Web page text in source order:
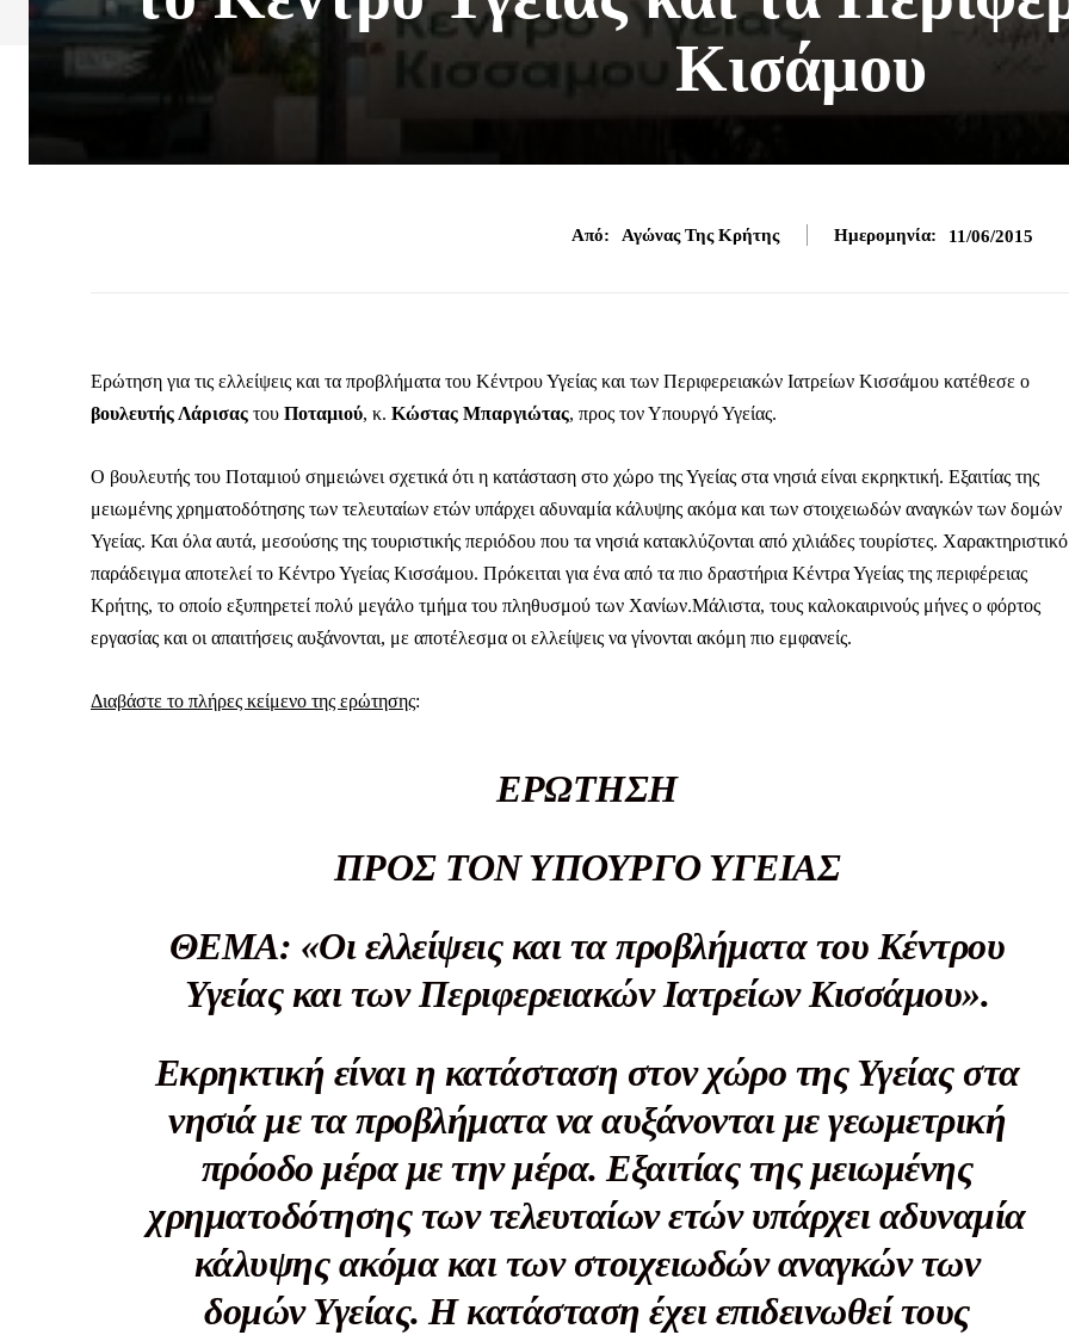
Καθημερινή Μαχητική
Εφημερίδα
Αγώνας της
Κισάμου
Από: Αγώνας Της Κρήτης Ημερομηνία: 11/06/2015
Ερώτηση για τις ελλείψεις και τα προβλήματα του Κέντρου Υγείας και των Περιφερειακών Ιατρείων Κισσάμου κατέθεσε ο
βουλευτής Λάρισας του Ποταμιού, κ. Κώστας Μπαργιώτας, προς τον Υπουργό Υγείας.
Ο βουλευτής του Ποταμιού σημειώνει σχετικά ότι η κατάσταση στο χώρο της Υγείας στα νησιά είναι εκρηκτική. Εξαιτίας της
μειωμένης χρηματοδότησης των τελευταίων ετών υπάρχει αδυναμία κάλυψης ακόμα και των στοιχειωδών αναγκών των δομών
Υγείας. Και όλα αυτά, μεσούσης της τουριστικής περιόδου που τα νησιά κατακλύζονται από χιλιάδες τουρίστες. Χαρακτηριστικό
παράδειγμα αποτελεί το Κέντρο Υγείας Κισσάμου. Πρόκειται για ένα από τα πιο δραστήρια Κέντρα Υγείας της περιφέρειας
Κρήτης, το οποίο εξυπηρετεί πολύ μεγάλο τμήμα του πληθυσμού των Χανίων.Μάλιστα, τους καλοκαιρινούς μήνες ο φόρτος
εργασίας και οι απαιτήσεις αυξάνονται, με αποτέλεσμα οι ελλείψεις να γίνονται ακόμη πιο εμφανείς.
Διαβάστε το πλήρες κείμενο της ερώτησης:
ΕΡΩΤΗΣΗ
ΠΡΟΣ ΤΟΝ ΥΠΟΥΡΓΟ ΥΓΕΙΑΣ
ΘΕΜΑ: «Οι ελλείψεις και τα προβλήματα του Κέντρου
Υγείας και των Περιφερειακών Ιατρείων Κισσάμου».
Εκρηκτική είναι η κατάσταση στον χώρο της Υγείας στα
νησιά με τα προβλήματα να αυξάνονται με γεωμετρική
πρόοδο μέρα με την μέρα. Εξαιτίας της μειωμένης
χρηματοδότησης των τελευταίων ετών υπάρχει αδυναμία
κάλυψης ακόμα και των στοιχειωδών αναγκών των
δομών Υγείας. Η κατάσταση έχει επιδεινωθεί τους